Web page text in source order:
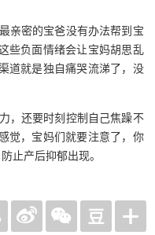
亲密的宝爸没有办法帮到宝
些负面情绪会让宝妈胡思乱
道就是独自痛哭流涕了，没
，还要时刻控制自己焦躁不
觉，宝妈们就要注意了，你
止产后抑郁出现。